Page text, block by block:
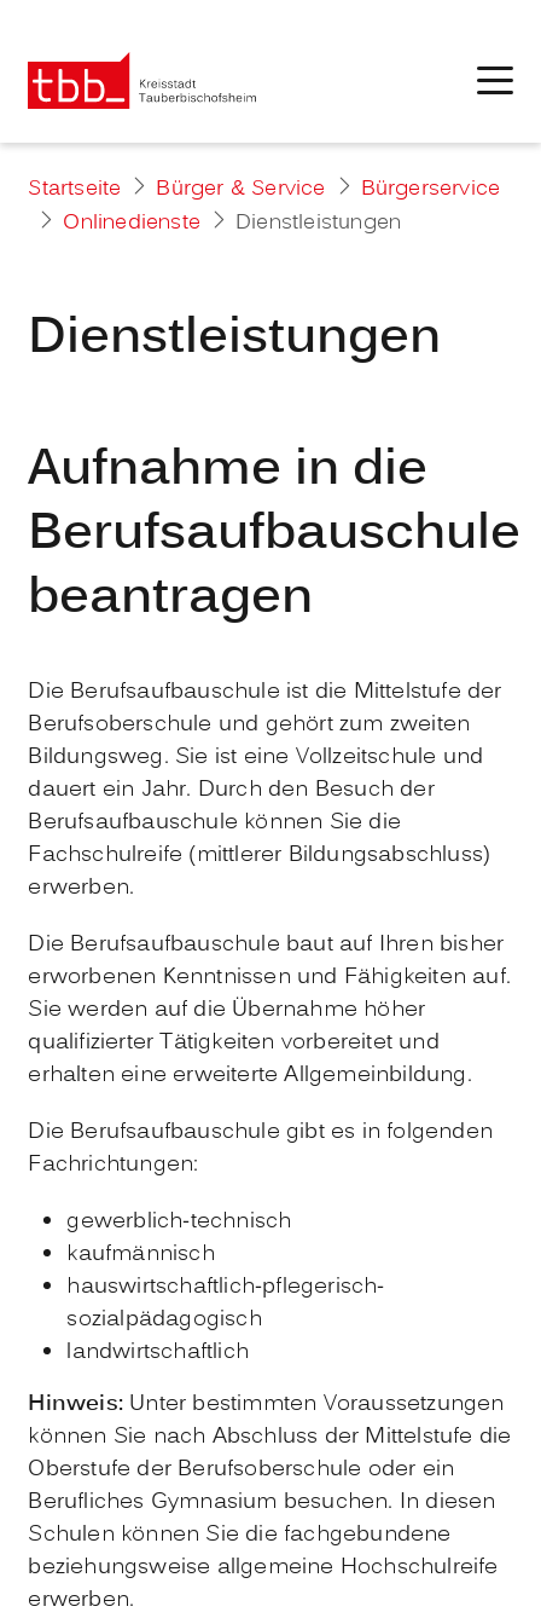
Startseite Bürger & Service
Bürgerservice
Onlinedienste
Dienstleistungen
Dienstleistungen
Aufnahme in die
Berufsaufbauschule
beantragen
Die Berufsaufbauschule ist die Mittelstufe der
Berufsoberschule und gehört zum zweiten
Bildungsweg. Sie ist eine Vollzeitschule und
dauert ein Jahr. Durch den Besuch der
Berufsaufbauschule können Sie die
Fachschulreife (mittlerer Bildungsabschluss)
erwerben.
Die Berufsaufbauschule baut auf Ihren bisher
erworbenen Kenntnissen und Fähigkeiten auf.
Sie werden auf die Übernahme höher
qualifizierter Tätigkeiten vorbereitet und
erhalten eine erweiterte Allgemeinbildung.
Die Berufsaufbauschule gibt es in folgenden
Fachrichtungen:
gewerblich-technisch
kaufmännisch
hauswirtschaftlich-pflegerisch-
sozialpädagogisch
landwirtschaftlich
Hinweis: Unter bestimmten Voraussetzungen
können Sie nach Abschluss der Mittelstufe die
Oberstufe der Berufsoberschule oder ein
Berufliches Gymnasium besuchen. In diesen
Schulen können Sie die fachgebundene
beziehungsweise allgemeine Hochschulreife
erwerben.